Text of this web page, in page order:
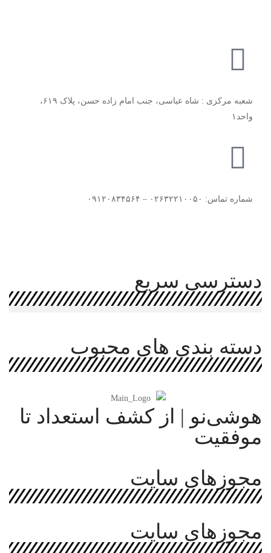
شعبه مرکزی : شاه عباسی، جنب امام زاده حسن، پلاک ۶۱۹،
واحد۱​
شماره تماس: ۰۲۶۳۲۲۱۰۰۵۰ – ۰۹۱۲۰۸۳۴۵۶۴
دسترسی سریع
دسته بندی های محبوب
هوشی‌نو | از کشف استعداد تا
موفقیت
مجوزهای سایت
مجوزهای سایت